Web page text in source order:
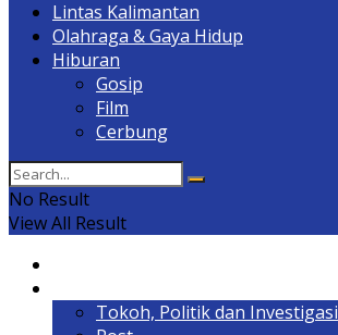
Lintas Kalimantan
Olahraga & Gaya Hidup
Hiburan
Gosip
Film
Cerbung
No Result
View All Result
Tokoh, Politik dan Investigasi